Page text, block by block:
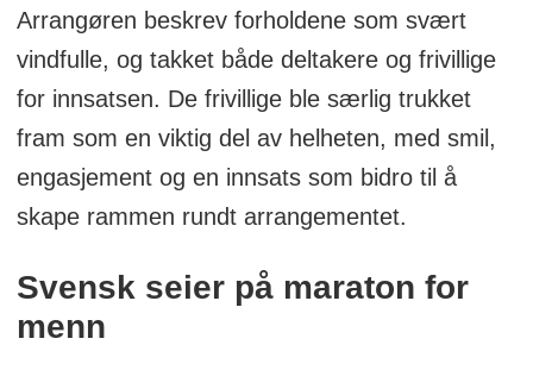
Arrangøren beskrev forholdene som svært
vindfulle, og takket både deltakere og frivillige
for innsatsen. De frivillige ble særlig trukket
fram som en viktig del av helheten, med smil,
engasjement og en innsats som bidro til å
skape rammen rundt arrangementet.
Svensk seier på maraton for
menn